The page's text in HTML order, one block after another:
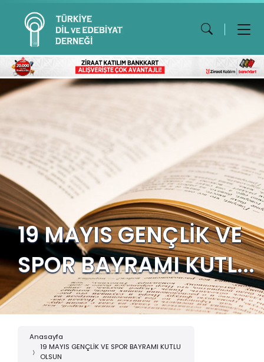
19 MAYIS GENÇLİK VE
SPOR BAYRAMI KUTL...
Anasayfa
19 MAYIS GENÇLİK VE SPOR BAYRAMI KUTLU
OLSUN